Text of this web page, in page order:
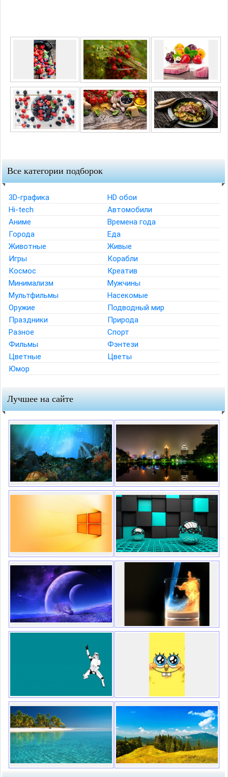
Все категории подборок
3D-графика
HD обои
Hi-tech
Автомобили
Аниме
Времена года
Города
Еда
Животные
Живые
Игры
Корабли
Космос
Креатив
Минимализм
Мужчины
Мультфильмы
Насекомые
Оружие
Подводный мир
Праздники
Природа
Разное
Спорт
Фильмы
Фэнтези
Цветные
Цветы
Юмор
Лучшее на сайте